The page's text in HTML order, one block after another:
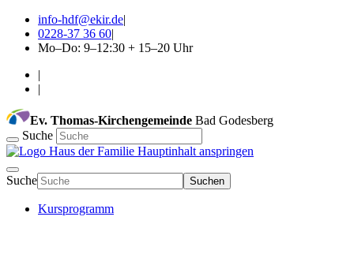
info-hdf@ekir.de|
0228-37 36 60|
Mo–Do: 9–12:30 + 15–20 Uhr
|
|
Ev. Thomas-Kirchengemeinde Bad Godesberg
Suche
Hauptinhalt anspringen
Suche Suchen
Kursprogramm